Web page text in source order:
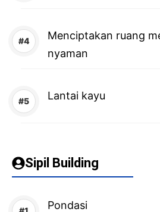
Menciptakan ruang
nyaman
Lantai kayu
Sipil Building
Pondasi